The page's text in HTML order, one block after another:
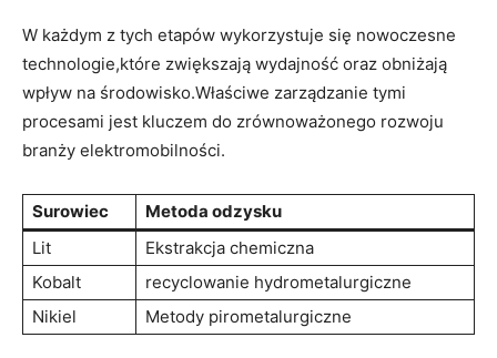
W każdym​ z tych etapów wykorzystuje⁤ się nowoczesne
technologie,które ⁣zwiększają wydajność oraz obniżają
⁢wpływ na środowisko.Właściwe zarządzanie tymi
procesami jest kluczem do zrównoważonego rozwoju
branży elektromobilności.
Surowiec
Metoda odzysku
Lit
Ekstrakcja chemiczna
Kobalt
recyclowanie‍ hydrometalurgiczne
Nikiel
Metody pirometalurgiczne